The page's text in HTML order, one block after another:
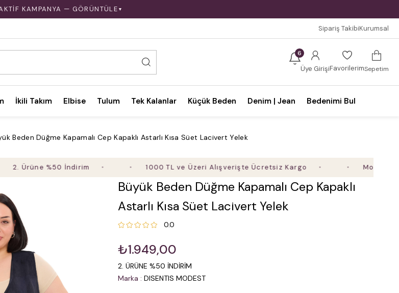
KAMPANYA — GÖRÜNTÜLE ▼
Sipariş TakibiKurumsal
6
Üye GirişiFavorilerimSepetim
İkili Takım Elbise Tulum Tek Kalanlar Küçük Beden Denim | Jean Bedenimi Bul
Beden Düğme Kapamalı Cep Kapaklı Astarlı Kısa Süet Lacivert Yelek
%50 İndirim 1000 TL ve Üzeri Alışverişte Ücretsiz Kargo Mobil
Büyük Beden Düğme Kapamalı Cep Kapaklı
Astarlı Kısa Süet Lacivert Yelek
0.0
₺1.949,00
2. ÜRÜNE %50 İNDİRİM
Marka : DISENTIS MODEST